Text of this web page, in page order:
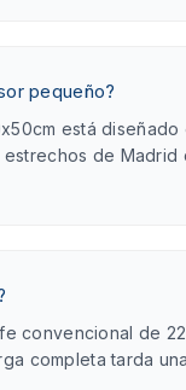
pequeño?
está
de Madrid
convencional de
completa tarda